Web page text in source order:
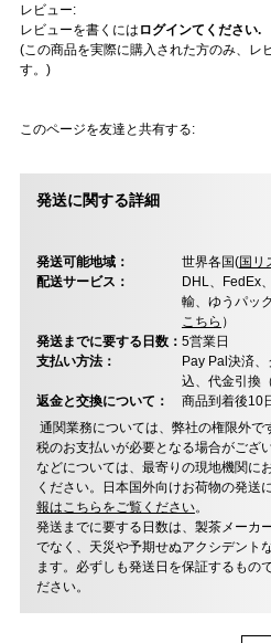
レビュー:
レビューを書くには ログインてください.
(この商品を実際に購入された方のみ、レ
す。)
このページを友達と共有する:
発送に関する詳細
発送可能地域： 世界各国(国リ
配送サービス：
DHL、FedEx
輸、ゆうパッ
こちら ）
発送までに要する日数： 5営業日
支払い方法：
Pay Pal決済
込、代金引換（
返金と交換について：
商品到着後10
通関業務については、弊社の権限外で
税のお支払いが必要となる場合がござ
などについては、最寄りの現地機関に
ください。日本国外向けお荷物の発送
報はこちらをご覧ください。
発送までに要する日数は、製茶メーカ
でなく、天災や予期せぬアクシデント
ます。必ずしも発送日を保証するもの
ださい。